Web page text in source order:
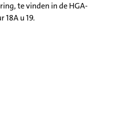
te vinden in de HGA-
u 19.